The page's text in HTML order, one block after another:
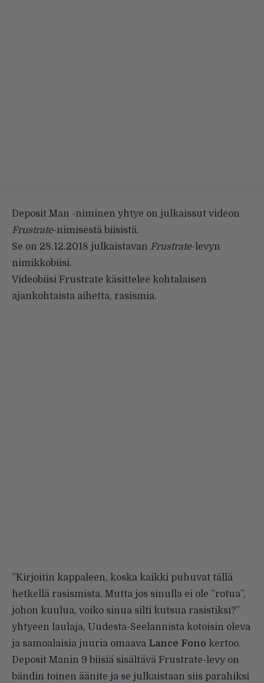
Deposit Man -niminen yhtye on julkaissut videon
Frustrate-nimisestä biisistä.
Se on 28.12.2018 julkaistavan Frustrate-levyn
nimikkobiisi.
Videobiisi Frustrate käsittelee kohtalaisen
ajankohtaista aihetta, rasismia.
”Kirjoitin kappaleen, koska kaikki puhuvat tällä
hetkellä rasismista. Mutta jos sinulla ei ole ”rotua”,
johon kuulua, voiko sinua silti kutsua rasistiksi?”
yhtyeen laulaja, Uudesta-Seelannista kotoisin oleva
ja samoalaisia juuria omaava Lance Fono kertoo.
Deposit Manin 9 biisiä sisältävä Frustrate-levy on
bändin toinen äänite ja se julkaistaan siis parahiksi